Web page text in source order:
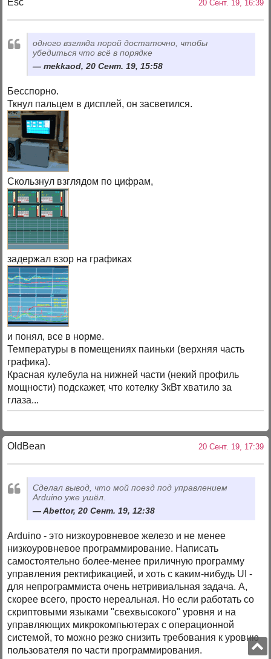
20 Сент. 19, 16:39
одного взгляда порой достаточно, чтобы
убедиться что всё в порядке
mekkaod, 20 Сент. 19, 15:58
Бесспорно.
Ткнул пальцем в дисплей, он засветился.
Скользнул взглядом по цифрам,
задержал взор на графиках
и понял, все в норме.
Температуры в помещениях паиньки (верхняя часть
графика).
Красная кулебула на нижней части (некий профиль
мощности) подскажет, что котелку 3кВт хватило за
глаза...
OldBean 20 Сент. 19, 17:39
Сделал вывод, что мой поезд под управлением
Arduino уже ушёл.
Abettor, 20 Сент. 19, 12:38
Arduino - это низкоуровневое железо и не менее
низкоуровневое программирование. Написать
самостоятельно более-менее приличную программу
управления ректификацией, и хоть с каким-нибудь UI -
для непрограммиста очень нетривиальная задача. А,
скорее всего, просто нереальная. Но если работать со
скриптовыми языками "свехвысокого" уровня и на
управляющих микрокомпьютерах с операционной
системой, то можно резко снизить требования к уровню
пользователя по части программирования.